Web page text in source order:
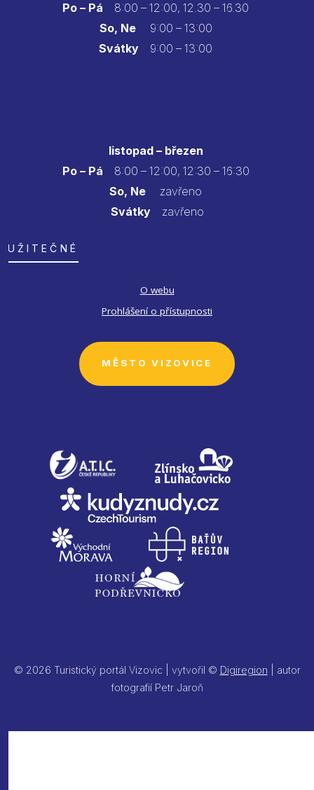
Po – Pá
8:00 – 12:00, 12.30 – 16.30
So, Ne9:00 – 13:00
Svátky 9:00 – 13:00
listopad – březen
Po – Pá 8:00 – 12:00, 12:30 – 16:30
So, Ne zavřeno
Svátkyzavřeno
UŽITEČNÉ
O webu
Prohlášení o přístupnosti
MĚSTO VIZOVICE
© 2026 Turistický portál Vizovic | vytvořil © Digiregion | autor
fotografií Petr Jaroň